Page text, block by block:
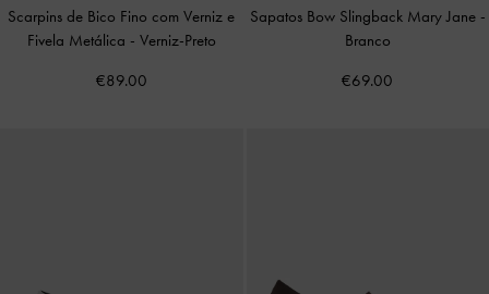
Scarpins de Bico Fino com Verniz e
Fivela Metálica - Verniz-Preto
€89.00
Sapatos Bow Slingback Mary Jane -
Branco
€69.00